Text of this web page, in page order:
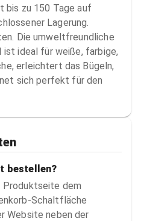
bis zu 150 Tage auf
Lagerung.
Die umweltfreundliche
ist ideal für weiße, farbige,
erleichtert das Bügeln,
sich perfekt für den
bestellen?
Produktseite dem
Schaltfläche
Website neben der